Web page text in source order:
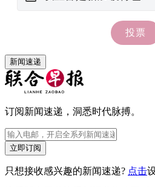
新闻速递
订阅新闻速递，洞悉时代脉搏。
立即订阅
只想接收感兴趣的新闻速递? 点击